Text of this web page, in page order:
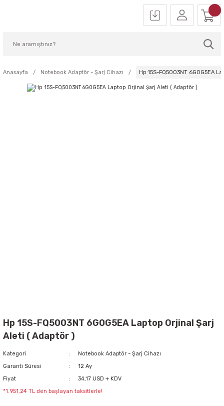
Anasayfa Notebook Adaptör - Şarj Cihazı Hp 15S-FQ5003NT 6G0G5EA
Hp 15S-FQ5003NT 6G0G5EA Laptop Orjinal Şarj
Aleti ( Adaptör )
Kategori
Notebook Adaptör - Şarj Cihazı
Garanti Süresi
12 Ay
Fiyat
34,17 USD + KDV
*1.951,24 TL den başlayan taksitlerle!